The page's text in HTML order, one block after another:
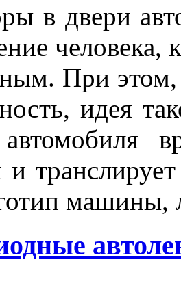
в двери
человека,
При этом,
идея
и
машины,